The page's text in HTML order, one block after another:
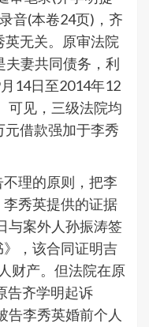
音(本卷24页)，齐
英无关。原审法院
夫妻共同债务，利
14日至2014年12
可见，三级法院均
借款强加于李秀
理的原则，把李
秀英提供的证据
与案外人孙振涛签
，该合同证明吉
财产。但法院在原
告齐学明起诉
告李秀英婚前个人